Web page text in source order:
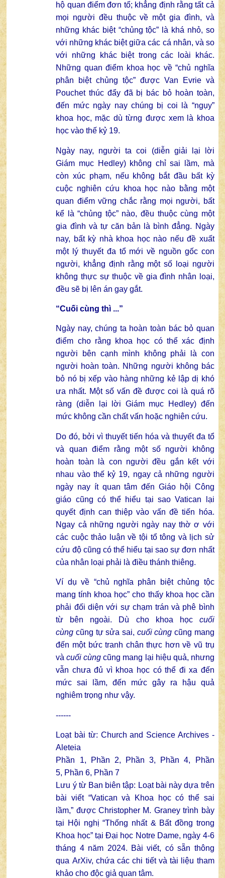
hộ quan điểm đơn tổ; khẳng định rằng tất cả
mọi người đều thuộc về một gia đình, và
những khác biệt “chủng tộc” là khá nhỏ, so
với những khác biệt giữa các cá nhân, và so
với những khác biệt trong các loài khác.
Những quan điểm khoa học về “chủ nghĩa
phân biệt chủng tộc” được Van Evrie và
Pouchet thúc đẩy đã bị bác bỏ hoàn toàn,
đến mức ngày nay chúng bị coi là “ngụy”
khoa học, mặc dù từng được xem là khoa
học vào thế kỷ 19.
Ngày nay, người ta coi (diễn giải lại lời
Giám mục Hedley) không chỉ sai lầm, mà
còn xúc phạm, nếu không bắt đầu bất kỳ
cuộc nghiên cứu khoa học nào bằng một
quan điểm vững chắc rằng mọi người, bất
kể là “chủng tộc” nào, đều thuộc cùng một
gia đình và tự căn bản là bình đẳng. Ngày
nay, bất kỳ nhà khoa học nào nếu đề xuất
một lý thuyết đa tổ mới về nguồn gốc con
người, khẳng định rằng một số loại người
không thực sự thuộc về gia đình nhân loại,
đều sẽ bị lên án gay gắt.
“Cuối cùng thì ...”
Ngày nay, chúng ta hoàn toàn bác bỏ quan
điểm cho rằng khoa học có thể xác định
người bên cạnh mình không phải là con
người hoàn toàn. Những người không bác
bỏ nó bị xếp vào hàng những kẻ lập dị khó
ưa nhất. Một số vấn đề được coi là quá rõ
ràng (diễn lại lời Giám mục Hedley) đến
mức không cần chất vấn hoặc nghiên cứu.
Do đó, bởi vì thuyết tiến hóa và thuyết đa tổ
và quan điểm rằng một số người không
hoàn toàn là con người đều gắn kết với
nhau vào thế kỷ 19, ngay cả những người
ngày nay ít quan tâm đến Giáo hội Công
giáo cũng có thể hiểu tại sao Vatican lại
quyết định can thiệp vào vấn đề tiến hóa.
Ngay cả những người ngày nay thờ ơ với
các cuộc thảo luận về tội tổ tông và lịch sử
cứu độ cũng có thể hiểu tại sao sự đơn nhất
của nhân loại phải là điều thánh thiêng.
Ví dụ về “chủ nghĩa phân biệt chủng tộc
mang tính khoa học” cho thấy khoa học cần
phải đối diện với sự chạm trán và phê bình
từ bên ngoài. Dù cho khoa học cuối
cùng cũng tự sửa sai, cuối cùng cũng mang
đến một bức tranh chân thực hơn về vũ trụ
vàcuối cùng cũng mang lại hiệu quả, nhưng
vẫn chưa đủ vì khoa học có thể đi xa đến
mức sai lầm, đến mức gây ra hậu quả
nghiêm trọng như vậy.
------
Loạt bài từ: Church and Science Archives -
Aleteia
Phần 1, Phần 2, Phần 3, Phần 4,
Phần
5, Phần 6, Phần 7
Lưu ý từ Ban biên tập: Loạt bài này dựa trên
bài viết “Vatican và Khoa học có thể sai
lầm,” được Christopher M. Graney trình bày
tại Hội nghị“Thống nhất & Bất đồng trong
Khoa học”tại Đại học Notre Dame, ngày 4-6
tháng 4 năm 2024. Bài viết, có sẵn thông
qua ArXiv, chứa các chi tiết và tài liệu tham
khảo cho độc giả quan tâm.